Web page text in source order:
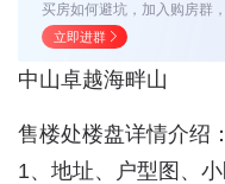
买房如何避坑，加入购房群
立即进群
中山卓越海畔山
售楼处楼盘详情介绍
1、地址、户型图、